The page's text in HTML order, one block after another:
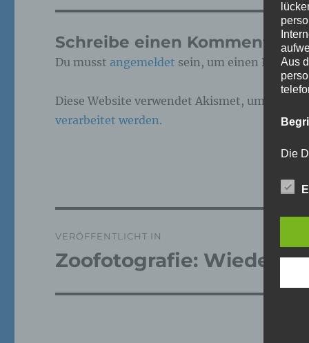
Schreibe einen Kommentar
Du musst angemeldet sein, um einen
Diese Website verwendet Akismet, um Spam
verarbeitet werden.
VERÖFFENTLICHT IN
Zoofotografie: Wieder
Aus
Die
dies
Wir